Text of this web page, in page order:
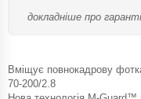
докладніше про
Вміщує повнокадрову
70-200/2.8